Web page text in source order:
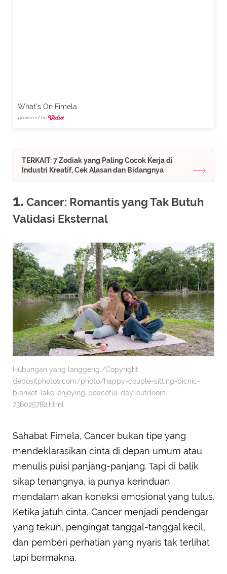
What's On Fimela
powered by
TERKAIT: 7 Zodiak yang Paling Cocok Kerja di
Industri Kreatif, Cek Alasan dan Bidangnya
1. Cancer: Romantis yang Tak Butuh
Validasi Eksternal
Hubungan yang langgeng./Copyright
depositphotos.com/photo/happy-couple-sitting-picnic-
blanket-lake-enjoying-peaceful-day-outdoors-
736025782.html
Sahabat Fimela, Cancer bukan tipe yang
mendeklarasikan cinta di depan umum atau
menulis puisi panjang-panjang. Tapi di balik
sikap tenangnya, ia punya kerinduan
mendalam akan koneksi emosional yang tulus.
Ketika jatuh cinta, Cancer menjadi pendengar
yang tekun, pengingat tanggal-tanggal kecil,
dan pemberi perhatian yang nyaris tak terlihat
tapi bermakna.